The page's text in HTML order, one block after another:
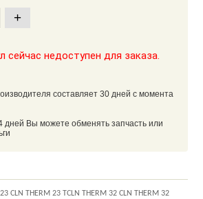
+
сейчас недоступен для заказа.
составляет 30 дней с момента
дней Вы можете обменять запчасть или
CLN THERM 23 TCLN THERM 32 CLN THERM 32